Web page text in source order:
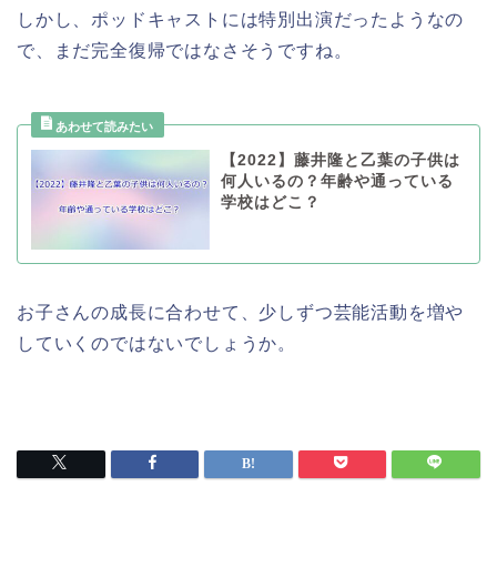
しかし、ポッドキャストには特別出演だったようなの
で、まだ完全復帰ではなさそうですね。
【2022】藤井隆と乙葉の子供は
何人いるの？年齢や通っている
学校はどこ？
お子さんの成長に合わせて、少しずつ芸能活動を増や
していくのではないでしょうか。